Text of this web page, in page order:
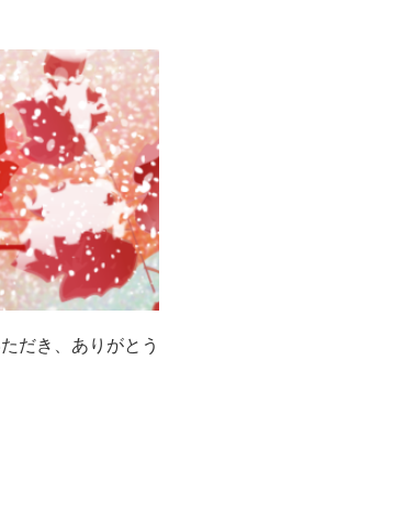
だき、ありがとう